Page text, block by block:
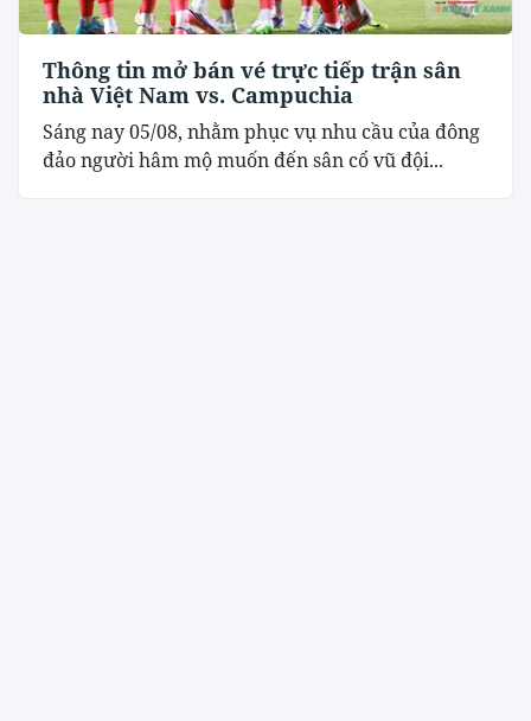
Thông tin mở bán vé trực tiếp trận sân
nhà Việt Nam vs. Campuchia
Sáng nay 05/08, nhằm phục vụ nhu cầu của đông
đảo người hâm mộ muốn đến sân cổ vũ đội...